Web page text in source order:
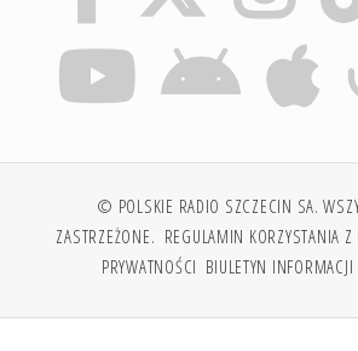
© POLSKIE RADIO SZCZECIN SA.
ZASTRZEŻONE. REGULAMIN KORZYSTANIA Z
PRYWATNOŚCI BIULETYN INFORMACJI